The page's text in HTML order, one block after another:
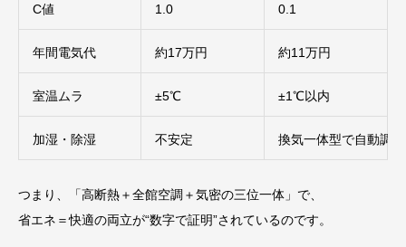
C値 1.0 0.1
年間電気代 約17万円 約11万円
室温ムラ ±5℃ ±1℃以内
加湿・除湿 不安定 換気一体型で自動調整
つまり、「高断熱＋全館空調＋気密の三位一体」で、
省エネ＝快適の両立が“数字で証明”されているのです。